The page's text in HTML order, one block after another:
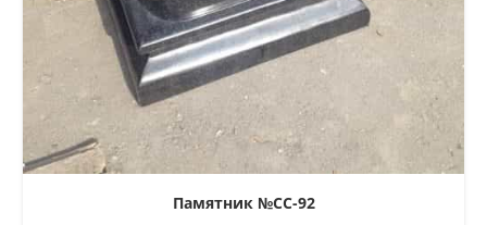
Памятник №СС-92